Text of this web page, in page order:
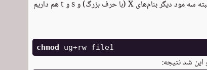
یا حالت‌ها هم همان حق خواندن و نوشتن و اجرا هستند که البته سه مود دیگر بنام‌های X (با حرف بزرگ) و s و t هم داریم
chmod
این شد نتیجه: